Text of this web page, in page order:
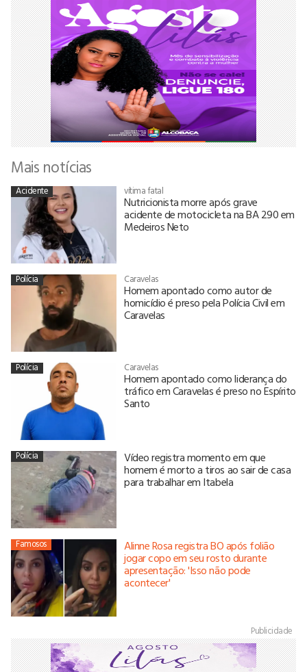
Mais notícias
Acidente vítima fatal
Nutricionista morre após grave
acidente de motocicleta na BA 290 em
Medeiros Neto
Polícia Caravelas
Homem apontado como autor de
homicídio é preso pela Polícia Civil em
Caravelas
Polícia Caravelas
Homem apontado como liderança do
tráfico em Caravelas é preso no Espírito
Santo
Polícia Vídeo registra momento em que
homem é morto a tiros ao sair de casa
para trabalhar em Itabela
Famosos Alinne Rosa registra BO após folião
jogar copo em seu rosto durante
apresentação: 'Isso não pode
acontecer'
Publicidade